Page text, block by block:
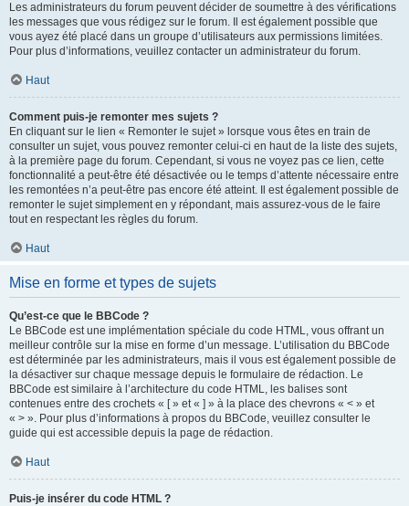
Les administrateurs du forum peuvent décider de soumettre à des vérifications
les messages que vous rédigez sur le forum. Il est également possible que
vous ayez été placé dans un groupe d’utilisateurs aux permissions limitées.
Pour plus d’informations, veuillez contacter un administrateur du forum.
Haut
Comment puis-je remonter mes sujets ?
En cliquant sur le lien « Remonter le sujet » lorsque vous êtes en train de
consulter un sujet, vous pouvez remonter celui-ci en haut de la liste des sujets,
à la première page du forum. Cependant, si vous ne voyez pas ce lien, cette
fonctionnalité a peut-être été désactivée ou le temps d’attente nécessaire entre
les remontées n’a peut-être pas encore été atteint. Il est également possible de
remonter le sujet simplement en y répondant, mais assurez-vous de le faire
tout en respectant les règles du forum.
Haut
Mise en forme et types de sujets
Qu’est-ce que le BBCode ?
Le BBCode est une implémentation spéciale du code HTML, vous offrant un
meilleur contrôle sur la mise en forme d’un message. L’utilisation du BBCode
est déterminée par les administrateurs, mais il vous est également possible de
la désactiver sur chaque message depuis le formulaire de rédaction. Le
BBCode est similaire à l’architecture du code HTML, les balises sont
contenues entre des crochets « [ » et « ] » à la place des chevrons « < » et
« > ». Pour plus d’informations à propos du BBCode, veuillez consulter le
guide qui est accessible depuis la page de rédaction.
Haut
Puis-je insérer du code HTML ?